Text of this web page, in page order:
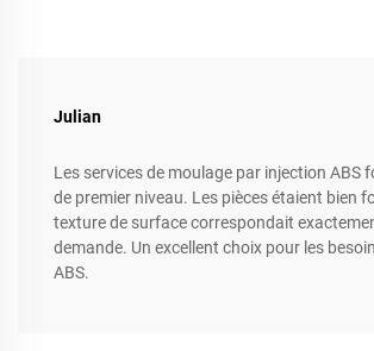
Julian
Les services de moulage par injection ABS
de premier niveau. Les pièces étaient bien
texture de surface correspondait
demande. Un excellent choix pour les
ABS.